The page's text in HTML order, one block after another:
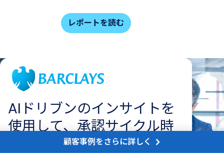
レポートを読む
AIドリブンのインサイトを
使用して、承認サイクル時
間を73%短縮顧客事例をさらに詳しく